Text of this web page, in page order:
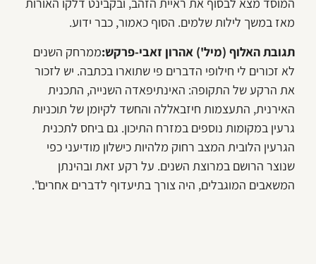
המוסד מצא לבסוף את ראיית הזהב, ובקבינט דלקו האורות
מאז במשך לילות שלמים. הסוף כאמור, כבר ידוע.
תגובת האלוף (מיל') אהרון זאבי-פרקש:ממרחק השנים
לא זכורים לי חילופי הדברים פי שתוארו בכתבה. יש לזכור
את הרקע של התקופה: האינתיפאדה השנייה, התכנית
האירנית, התעצמות חיזבאללה והחשד לקיומן של תוכניות
גרעין במקומות נוספים במזרח התיכון. גם ביחס לתכנית
הגרעין הלובית המצב רחוק מלהיות כישלון מודיעני כפי
שנוצר הרושם במרוצת השנים. על רקע זאת ובהינתן
המשאבים המוגבלים, היה צורך בתיעדוף לדברים אחרים".